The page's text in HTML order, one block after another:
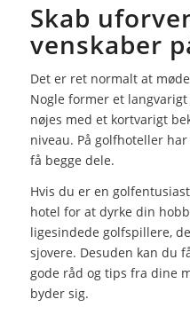
Skab
venskaber
Det er ret normalt at
Nogle former et
nøjes med et kortvarigt
niveau. På golfhoteller
få begge dele.
Hvis du er en
hotel for at dyrke din
ligesindede golfspillere,
sjovere. Desuden kan du
gode råd og tips fra dine
byder sig.